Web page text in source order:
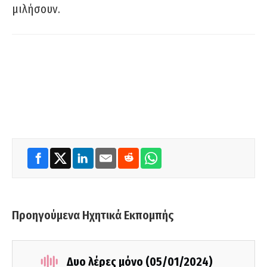
μιλήσουν.
Προηγούμενα Ηχητικά Εκπομπής
Δυο λέρες μόνο (05/01/2024)